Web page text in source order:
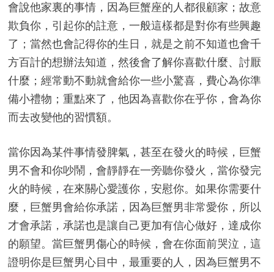
會說他家裏的事情，因為巨蟹座的人都很顧家；故意
欺負你，引起你的註意，一般這樣都是對你有些興趣
了；當然也會記得你的生日，就是之前不知道也會千
方百計的想辦法知道，然後會了解你喜歡什麼、討厭
什麼；經常動不動就會給你一些小驚喜，費心為你準
備小禮物；重點來了，他因為喜歡你在乎你，會為你
而去改變他的習慣額。
當你因為某件事情發脾氣，甚至在發火的時候，巨蟹
男不會和你吵鬧，會靜靜在一旁聽你發火，當你發完
火的時候，在來關心愛護你，安慰你。如果你需要什
麼，巨蟹男會給你承諾，因為巨蟹男非常愛你，所以
才會承諾，承諾也是讓自己更加有信心做好，達成你
的願望。當巨蟹男傷心的時候，會在你面前哭泣，這
證明你是巨蟹男心目中，最重要的人，因為巨蟹男不